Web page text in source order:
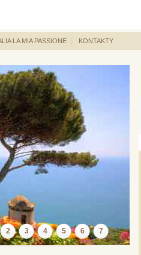
LA MIA PASSIONE KONTAKTY
2 3 4 5 6 7